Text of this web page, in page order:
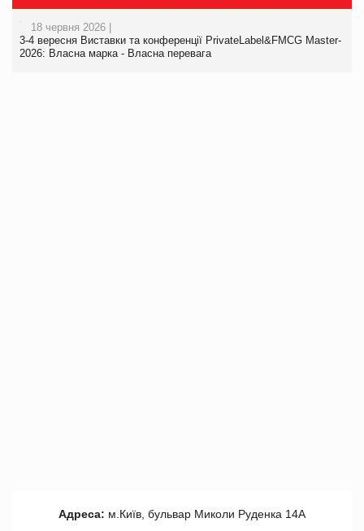
18 червня 2026 |
3-4 вересня Виставки та конференції PrivateLabel&FMCG Master-
2026: Власна марка - Власна перевага
Адреса: м.Київ, бульвар Миколи Руденка 14А